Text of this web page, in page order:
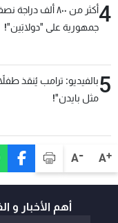
A+
A-
4
أكثر من ٨٠٠ ألف
جمهورية على "دولابَين"!
5بالفيديو: ترامب يُنقذ
مثل بايدن"!
أهم الأخبار و